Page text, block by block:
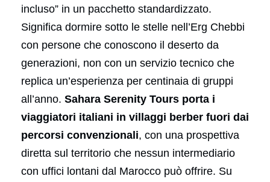
incluso” in un pacchetto standardizzato.
Significa dormire sotto le stelle nell’Erg Chebbi
con persone che conoscono il deserto da
generazioni, non con un servizio tecnico che
replica un’esperienza per centinaia di gruppi
all’anno. Sahara Serenity Tours porta i
viaggiatori italiani in villaggi berber fuori dai
percorsi convenzionali, con una prospettiva
diretta sul territorio che nessun intermediario
con uffici lontani dal Marocco può offrire. Su